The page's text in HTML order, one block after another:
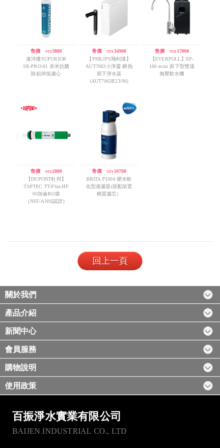
售價/ NT$3880
速沛優SUPURIOR
SR-PRO-01 奈米抗菌
除鉛抑垢濾心
售價 /NT$34900
【PHILIPS飛利浦】
AUT7063小淨靈 瞬熱
廚下淨水器
(AUT7063R23/96)
售價 /NT$ 17000
【EVERPOLL】EP-
166 mini 廚下型雙溫
無壓飲水機
售價/ NT$2080
【DUPONT杜邦】
TAPTEC TT-Plus-HF
90加侖RO膜
(NSF/ANSI認證)
售價 /NT$ 10700
BRITA P1000 硬水軟
化型過濾器(搭配前置
棉質濾芯）
回上一頁
關於我們
產品介紹
新聞中心
會員服務
購物說明
使用政策
百振淨水實業有限公司
BAIJEN INDUSTRIAL CO., LTD